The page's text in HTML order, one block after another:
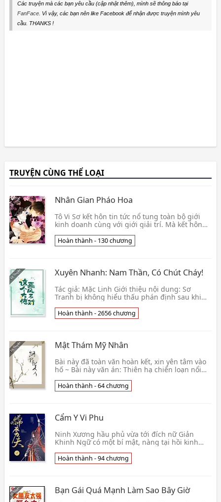
Các truyện mà các bạn yêu cầu (cập nhật thêm), mình sẽ thông báo tại
FanFace. Vì vậy, các bạn nên like Facebook để nhận được truyện mình yêu
cầu. THANKS !
TRUYỆN CÙNG THỂ LOẠI
Nhân Gian Pháo Hoa
Tô Vi Sơ kết hôn tin tức nổ tung toàn bộ giới
kinh doanh cùng với giới giải trí. Mà kết hôn
dặm👦 Tống Cửu Cận
Hoàn thành - 130 chương
Xuyên Nhanh: Nam Thần, Có Chút Cháy!
Tác giả: Mặc Linh Giới thiệu nội dung: Sơ
Tranh bị không hiểu thấu phán định sau khi
tiền. Từ khi 👦 Mặc Linh
Hoàn thành - 2656 chương
Mật Thám Mỹ Nhân
Bài này đã toàn văn hoàn kết, xin yên tâm vào
hố ~ Bài này văn án: Thiên hạ chiến loạn nổi
hùng cứ 👦 Liễu Nhận Chi
Hoàn thành - 64 chương
Cẩm Y Vi Phu
Ninh Xương hầu phủ vừa tới đích nữ Giản
Khinh Ngữ có một bí mật, nàng tại hồi kinh
cũng vì có t👦 Sơn Hữu Thanh Mộc
Hoàn thành - 94 chương
Bạn Gái Quá Mạnh Làm Sao Bây Giờ